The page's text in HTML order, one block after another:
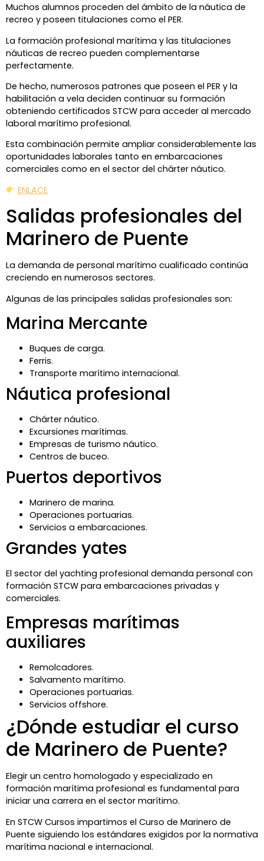
Muchos alumnos proceden del ámbito de la náutica de
recreo y poseen titulaciones como el PER.
La formación profesional marítima y las titulaciones
náuticas de recreo pueden complementarse
perfectamente.
De hecho, numerosos patrones que poseen el PER y la
habilitación a vela deciden continuar su formación
obteniendo certificados STCW para acceder al mercado
laboral marítimo profesional.
Esta combinación permite ampliar considerablemente las
oportunidades laborales tanto en embarcaciones
comerciales como en el sector del chárter náutico.
ENLACE
Salidas profesionales del
Marinero de Puente
La demanda de personal marítimo cualificado continúa
creciendo en numerosos sectores.
Algunas de las principales salidas profesionales son:
Marina Mercante
Buques de carga.
Ferris.
Transporte marítimo internacional.
Náutica profesional
Chárter náutico.
Excursiones marítimas.
Empresas de turismo náutico.
Centros de buceo.
Puertos deportivos
Marinero de marina.
Operaciones portuarias.
Servicios a embarcaciones.
Grandes yates
El sector del yachting profesional demanda personal con
formación STCW para embarcaciones privadas y
comerciales.
Empresas marítimas
auxiliares
Remolcadores.
Salvamento marítimo.
Operaciones portuarias.
Servicios offshore.
¿Dónde estudiar el curso
de Marinero de Puente?
Elegir un centro homologado y especializado en
formación marítima profesional es fundamental para
iniciar una carrera en el sector marítimo.
En STCW Cursos impartimos el Curso de Marinero de
Puente siguiendo los estándares exigidos por la normativa
marítima nacional e internacional.